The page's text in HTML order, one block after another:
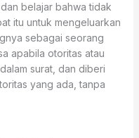
belajar bahwa tidak
itu untuk mengeluarkan
sebagai seorang
apabila otoritas atau
surat, dan diberi
yang ada, tanpa